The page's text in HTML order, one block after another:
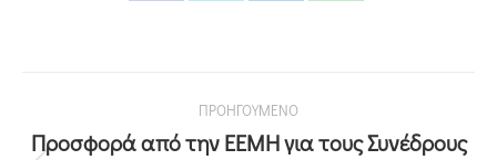
ΠΡΟΗΓΟΥΜΕΝΟ
Προσφορά από την ΕΕΜΗ για τους Συνέδρους